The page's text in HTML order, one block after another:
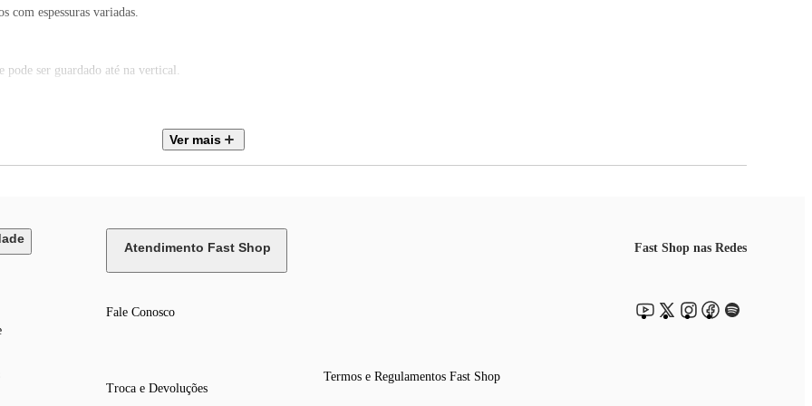
espessuras variadas.
ser guardado até na vertical.
manuseio do aparelho com segurança.
Ver mais
Atendimento Fast Shop
Fale Conosco
Troca e Devoluções
Termos e Regulamentos Fast Shop
Fast Shop nas Redes